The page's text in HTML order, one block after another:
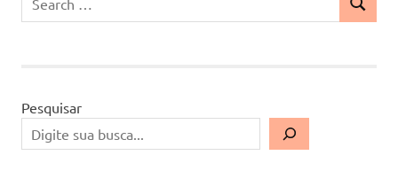
for:
SEARCH
Pesquisar